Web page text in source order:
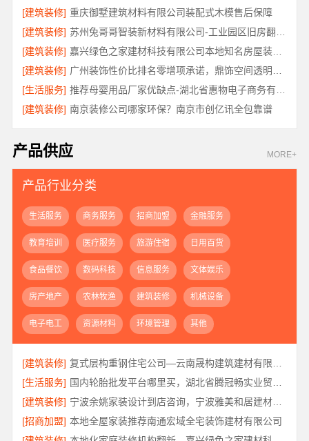
[建筑装修] 重庆御墅建筑材料有限公司装配式木模售后保障
[建筑装修]
[建筑装修]
嘉兴绿色之家建材科技有限公司本地知名房屋装修服务环保
[建筑装修]
[生活服务]
[建筑装修] 南京装修公司哪家环保？南京市创亿讯全包靠谱
产品供应 MORE+
产品行业分类
生活服务 商务服务 招商加盟 金融服务
教育培训 医疗服务 旅游住宿 日用百货
食品餐饮 数码科技 信息服务 文体娱乐
房产地产 农林牧渔 建筑装修 机械设备
电子电工 资源材料 环境管理 其他
[建筑装修]
[生活服务]
[建筑装修]
宁波余姚家装设计到店咨询，宁波雅美和居建材科技有限公司
[招商加盟] 本地全屋家装推荐南通宏域全宅装饰建材有限公司